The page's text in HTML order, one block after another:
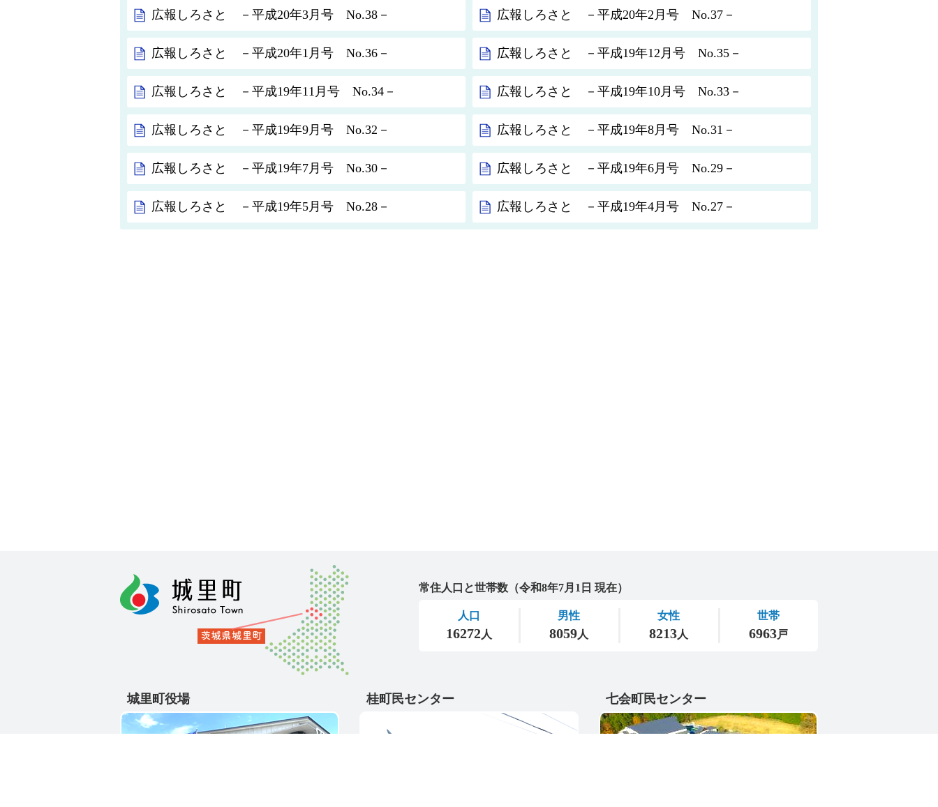
広報しろさと －平成20年3月号 No.38－ 広報しろさと －平成20年2月号 No.37－
広報しろさと －平成20年1月号 No.36－ 広報しろさと －平成19年12月号 No.35－
広報しろさと －平成19年11月号 No.34－ 広報しろさと －平成19年10月号 No.33－
広報しろさと －平成19年9月号 No.32－ 広報しろさと －平成19年8月号 No.31－
広報しろさと －平成19年7月号 No.30－ 広報しろさと －平成19年6月号 No.29－
広報しろさと －平成19年5月号 No.28－ 広報しろさと －平成19年4月号 No.27－
城里町役場 桂町民センター 七会町民センター